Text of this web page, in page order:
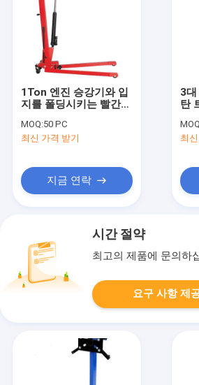
1Ton 엔진 승강기와 입
지를 폴딩시키는 빨간
MOQ:50 PC
최신 가격 받기
지금 연락
3
탄
최
시간 절약
최고의 제품에 문의하
요구 사항 제